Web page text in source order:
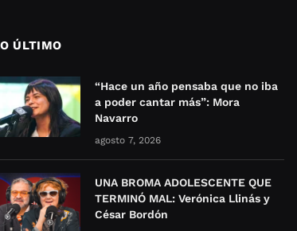
ÚLTIMO
“Hace un año pensaba que no iba
a poder cantar más”: Mora
Navarro
agosto 7, 2026
UNA BROMA ADOLESCENTE QUE
TERMINÓ MAL: Verónica Llinás y
César Bordón